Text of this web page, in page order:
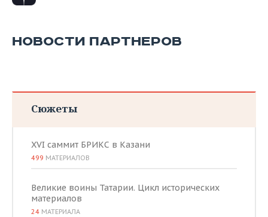
НОВОСТИ ПАРТНЕРОВ
Сюжеты
XVI саммит БРИКС в Казани
499 МАТЕРИАЛОВ
Великие воины Татарии. Цикл исторических
материалов
24 МАТЕРИАЛА